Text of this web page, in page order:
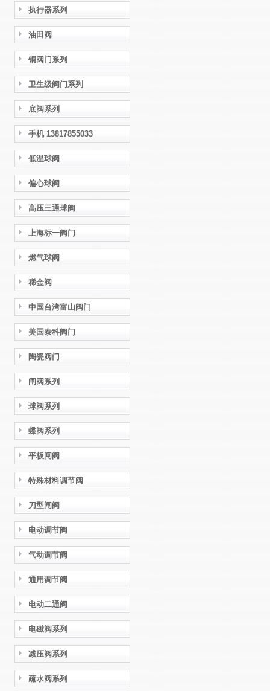
执行器系列
油田阀
铜阀门系列
卫生级阀门系列
底阀系列
手机 13817855033
低温球阀
偏心球阀
高压三通球阀
上海标一阀门
燃气球阀
稀金阀
中国台湾富山阀门
美国泰科阀门
陶瓷阀门
闸阀系列
球阀系列
蝶阀系列
平板闸阀
特殊材料调节阀
刀型闸阀
电动调节阀
气动调节阀
通用调节阀
电动二通阀
电磁阀系列
减压阀系列
疏水阀系列